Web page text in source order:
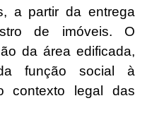
a partir da entrega
de imóveis. O
da área edificada,
função social à
contexto legal das